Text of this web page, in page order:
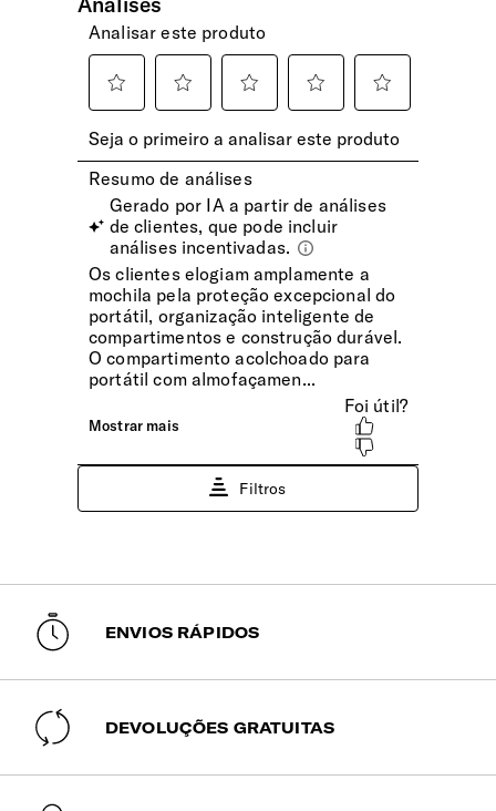
Bolsos Exteriores
1 bolso frontal e 2 laterais
Encaixe Pega Extensível
Permite o transporte na pega extensível da mala de viagem.
Com bolso invisível integrado.
INTERIOR
No bolso frontal, possui um material bloqueador embutido
entre a camada externa e o revestimento interno,
garantindo a proteção total dos seus cartões contra leitura
10.5" (⌀ 26.7 cm)
Encaixe para Canetas
Sim
ENVIOS RÁPIDOS
DEVOLUÇÕES GRATUITAS